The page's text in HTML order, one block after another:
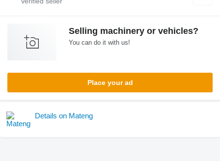
Selling machinery or vehicles?
You can do it with us!
Place your ad
Details on Mateng